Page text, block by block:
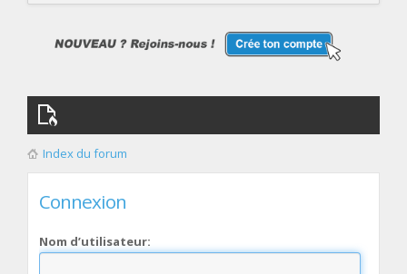
Qui sommes nous
Les membres
Index du forum
Connexion
Nom d’utilisateur: